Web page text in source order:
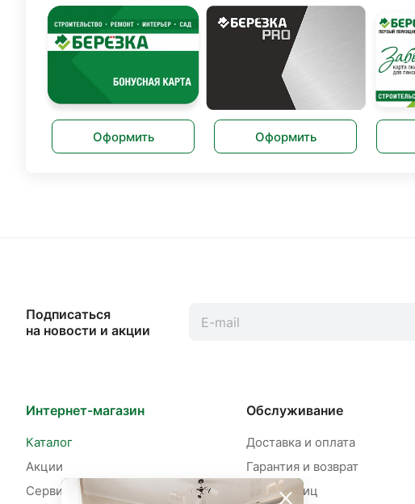
Оформить Оформить
Подписаться
на новости и акции
Интернет-магазин
Каталог
Акции
Сервисы
Обслуживание
Доставка и оплата
Гарантия и возврат
Для юр. лиц